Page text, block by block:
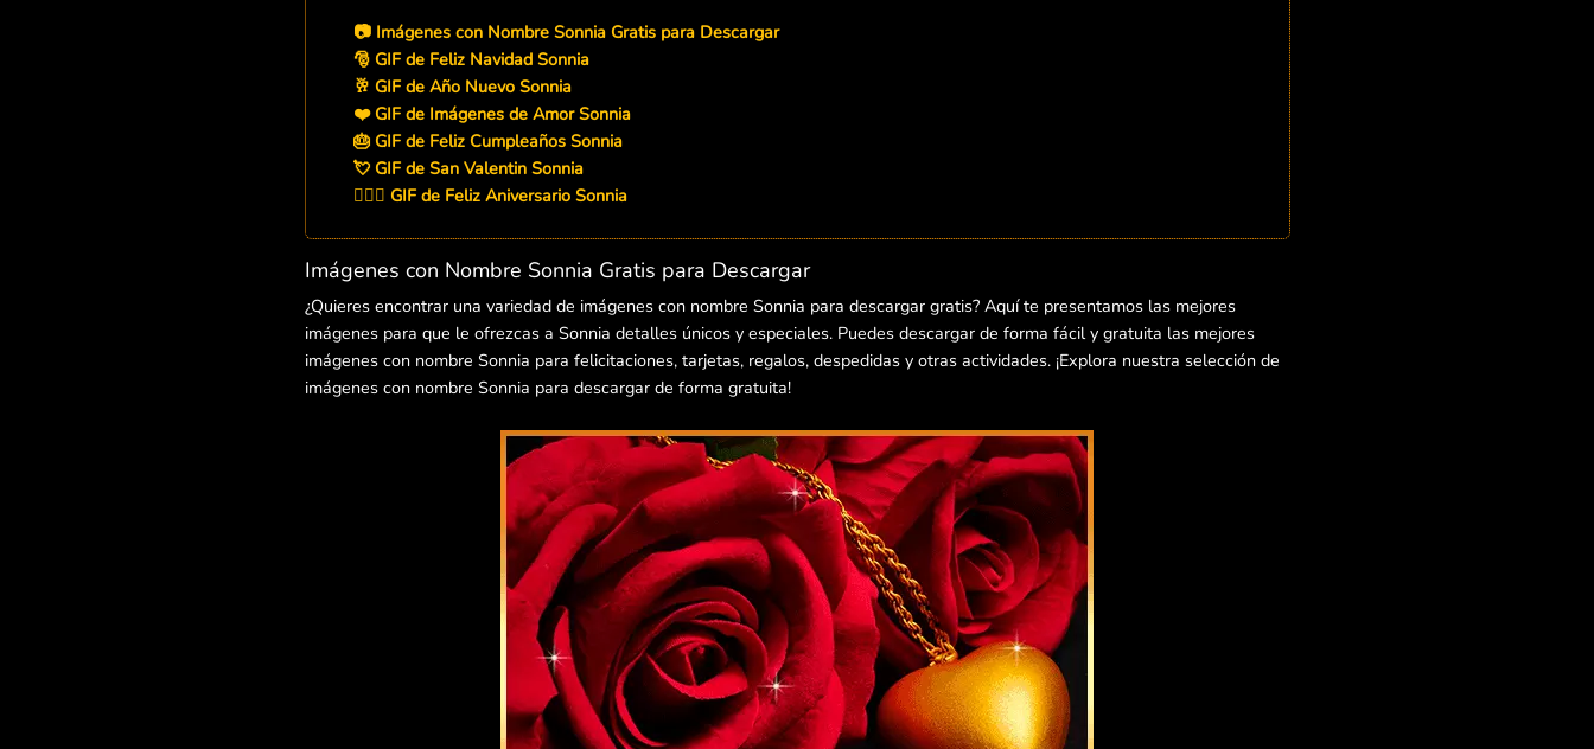
📷 Imágenes con Nombre Sonnia Gratis para Descargar
🎅 GIF de Feliz Navidad Sonnia
🥂 GIF de Año Nuevo Sonnia
❤️ GIF de Imágenes de Amor Sonnia
🎂 GIF de Feliz Cumpleaños Sonnia
💘 GIF de San Valentin Sonnia
👨‍❤️‍👨 GIF de Feliz Aniversario Sonnia
Imágenes con Nombre Sonnia Gratis para Descargar
¿Quieres encontrar una variedad de imágenes con nombre Sonnia para descargar gratis? Aquí te presentamos las mejores
imágenes para que le ofrezcas a Sonnia detalles únicos y especiales. Puedes descargar de forma fácil y gratuita las mejores
imágenes con nombre Sonnia para felicitaciones, tarjetas, regalos, despedidas y otras actividades. ¡Explora nuestra selección de
imágenes con nombre Sonnia para descargar de forma gratuita!